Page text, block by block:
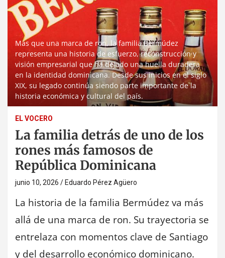
Más que una marca de ron, la familia Bermúdez
representa una historia de esfuerzo, reconstrucción y
visión empresarial que ha dejado una huella duradera
en la identidad dominicana. Desde sus inicios en el siglo
XIX, su legado continúa siendo parte importante de la
historia económica y cultural del país.
EL VOCERO
La familia detrás de uno de los
rones más famosos de
República Dominicana
junio 10, 2026 Eduardo Pérez Agüero
La historia de la familia Bermúdez va más
allá de una marca de ron. Su trayectoria se
entrelaza con momentos clave de Santiago
y del desarrollo económico dominicano.